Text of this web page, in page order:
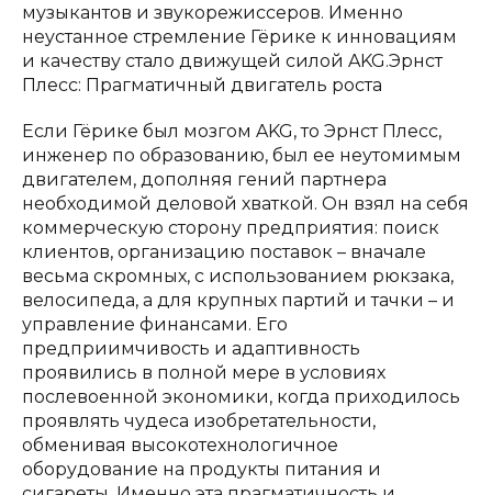
музыкантов и звукорежиссеров. Именно
неустанное стремление Гёрике к инновациям
и качеству стало движущей силой AKG.Эрнст
Плесс: Прагматичный двигатель роста
Если Гёрике был мозгом AKG, то Эрнст Плесс,
инженер по образованию, был ее неутомимым
двигателем, дополняя гений партнера
необходимой деловой хваткой. Он взял на себя
коммерческую сторону предприятия: поиск
клиентов, организацию поставок – вначале
весьма скромных, с использованием рюкзака,
велосипеда, а для крупных партий и тачки – и
управление финансами. Его
предприимчивость и адаптивность
проявились в полной мере в условиях
послевоенной экономики, когда приходилось
проявлять чудеса изобретательности,
обменивая высокотехнологичное
оборудование на продукты питания и